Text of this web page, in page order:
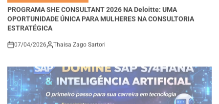
OPORTUNIDADE ÚNICA PARA MULHERES NA CONSULTORIA
ESTRATÉGICA
07/04/2026